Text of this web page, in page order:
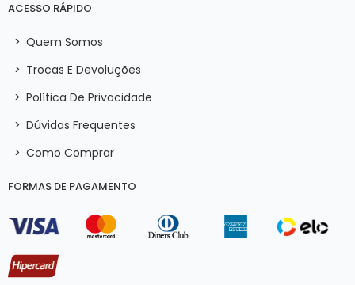
ACESSO RÁPIDO
> Quem Somos
> Trocas E Devoluções
> Política De Privacidade
> Dúvidas Frequentes
> Como Comprar
FORMAS DE PAGAMENTO